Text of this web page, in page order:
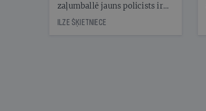
zaļumballē jauns policists ir
nonācis cietumā, bet
cienījams pedagogs — kapos.
ILZE ŠĶIETNIECE